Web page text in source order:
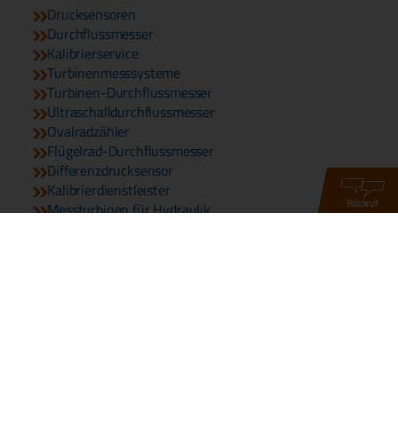
Rückruf
Drucksensoren
Durchflussmesser
Kalibrierservice
Turbinenmesssysteme
Turbinen-Durchflussmesser
Ultraschalldurchflussmesser
Ovalradzähler
Flügelrad-Durchflussmesser
Differenzdrucksensor
Kalibrierdienstleister
Messturbinen für Hydraulik